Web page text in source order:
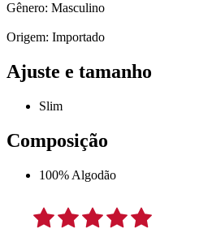
Gênero: Masculino
Origem: Importado
Ajuste e tamanho
Slim
Composição
100% Algodão